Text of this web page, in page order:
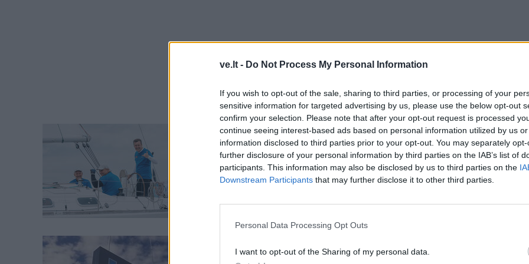
ve.lt - Do Not Process My Personal Information
If you wish to opt-out of the sale, sharing to third parties, or processing of your
sensitive information for targeted advertising by us, please use the below opt-out
confirm your selection. Please note that after your opt-out request is processed
continue seeing interest-based ads based on personal information utilized by us
information disclosed to third parties prior to your opt-out. You may separately
further disclosure of your personal information by third parties on the IAB’s list of
participants. This information may also be disclosed by us to third parties on the
Downstream Participants that may further disclose it to other third parties.
Personal Data Processing Opt Outs
I want to opt-out of the Sharing of my personal data.
Jūra 2026-07-
„Kuršių marių regatos“ lenktynių distancijoje –
artima kova ir įtemptos situacijos
2026-07-